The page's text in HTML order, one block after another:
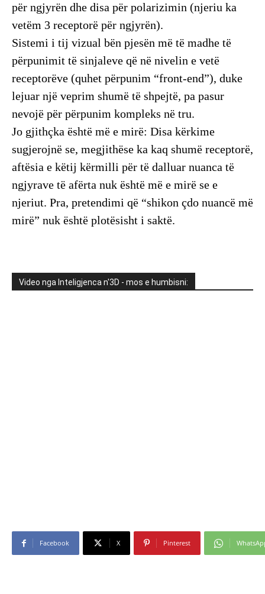
për ngjyrën dhe disa për polarizimin (njeriu ka
vetëm 3 receptorë për ngjyrën).
​Sistemi i tij vizual bën pjesën më të madhe të
përpunimit të sinjaleve që në nivelin e vetë
receptorëve (quhet përpunim “front-end”), duke
lejuar një veprim shumë të shpejtë, pa pasur
nevojë për përpunim kompleks në tru.
​Jo gjithçka është më e mirë: Disa kërkime
sugjerojnë se, megjithëse ka kaq shumë receptorë,
aftësia e këtij kërmilli për të dalluar nuanca të
ngjyrave të afërta nuk është më e mirë se e
njeriut. Pra, pretendimi që “shikon çdo nuancë më
mirë” nuk është plotësisht i saktë.
Video nga Inteligjenca n'3D - mos e humbisni:
Facebook X Pinterest